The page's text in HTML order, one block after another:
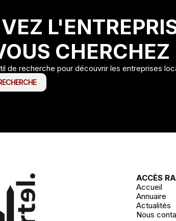
CHERCHEZ
de recherche pour découvrir les entreprises
ACCÈS
Accueil
Annuaire
Actualités
Nous